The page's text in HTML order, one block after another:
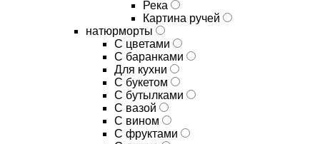
Река
Картина ручей
натюрморты
С цветами
С баранками
Для кухни
C букетом
C бутылками
C вазой
C вином
C фруктами